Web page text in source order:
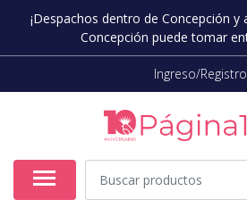
¡Despachos dentro de Concepción y
Concepción puede tomar
Ingreso/Registro